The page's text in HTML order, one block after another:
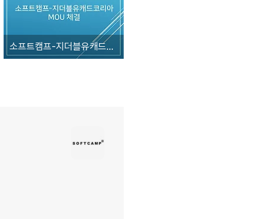
소프트캠프-지더블유캐드코리아, 업무협약(MOU) 체결